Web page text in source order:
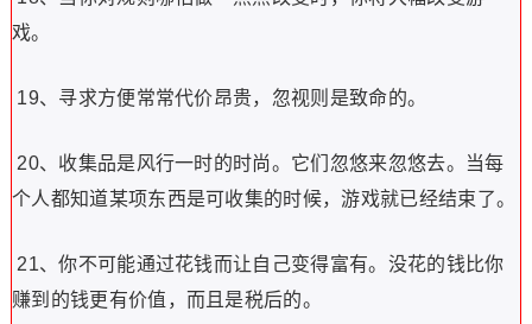
戏。
19、寻求方便常常代价昂贵，忽视则是致命的。
20、收集品是风行一时的时尚。它们忽悠来忽悠去。当每
个人都知道某项东西是可收集的时候，游戏就已经结束了。
21、你不可能通过花钱而让自己变得富有。没花的钱比你
赚到的钱更有价值，而且是税后的。